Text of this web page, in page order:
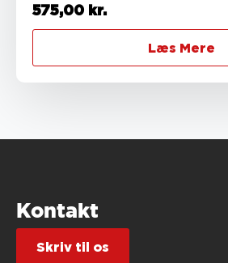
575,00 kr.
Læs Mere
Kontakt
Skriv til os